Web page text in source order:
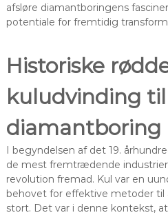
afsløre diamantboringens
potentiale for fremtidig
Historiske
kuludvinding til
diamantboring
I begyndelsen af det 19.
de mest fremtrædende
revolution fremad. Kul var en
behovet for effektive metoder til
stort. Det var i denne kontekst,